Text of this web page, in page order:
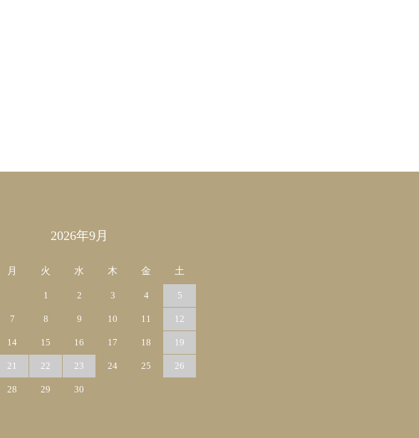
2026年9月
月 火 水 木 金 土
1 2 3 4 5
7 8 9 10 11 12
14 15 16 17 18 19
21 22 23 24 25 26
28 29 30